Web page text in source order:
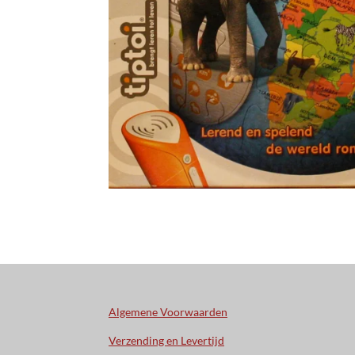
Algemene Voorwaarden
Verzending en Levertijd